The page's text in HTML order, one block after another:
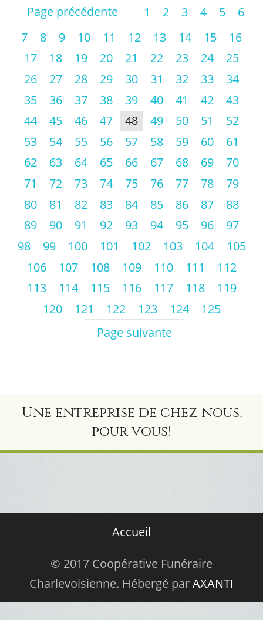
Page précédente 1 2 3 4 5
6
7
8 9 10 11 12 13 14 15
16
17
18 19 20 21 22 23 24
25
26
27 28 29 30 31 32 33
34
35
36 37 38 39 40 41 42
43
44
45 46 47 48 49 50 51
52
53
54 55 56 57 58 59 60
61
62
63 64 65 66 67 68 69
70
71
72 73 74 75 76 77 78
79
80
81 82 83 84 85 86 87
88
89
90 91 92 93 94 95 96
97
98
99 100 101 102 103 104
105
106
107 108 109 110 111
112
113
114 115 116 117 118
119
120
121 122 123 124
125
Page suivante
Une entreprise de chez nous,
pour vous!
Accueil
© 2017 Coopérative Funéraire
Charlevoisienne. Hébergé parAXANTI